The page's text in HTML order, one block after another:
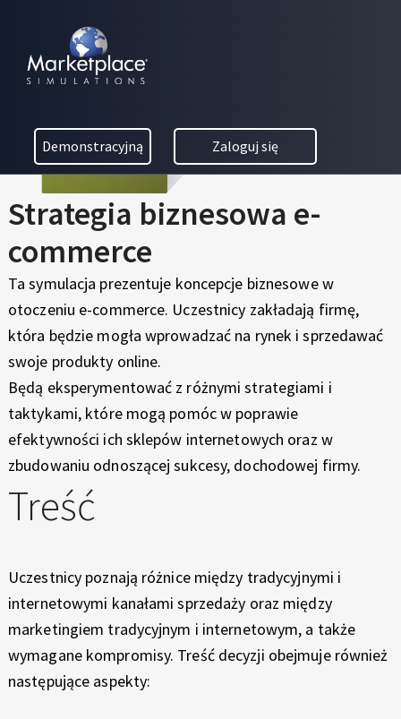
C
T
I
O
T
O
U
G
H
X
P
E
C
E
Zaloguj się
Demonstracyjną
T
E
G
I
A
B
I
Z
N
E
O
W
A
Strategia biznesowa e-
commerce
Ta symulacja prezentuje koncepcje biznesowe w
otoczeniu e-commerce. Uczestnicy zakładają firmę,
która będzie mogła wprowadzać na rynek i sprzedawać
swoje produkty online.
Będą eksperymentować z różnymi strategiami i
taktykami, które mogą pomóc w poprawie
efektywności ich sklepów internetowych oraz w
zbudowaniu odnoszącej sukcesy, dochodowej firmy.
Treść
Uczestnicy poznają różnice między tradycyjnymi i
internetowymi kanałami sprzedaży oraz między
marketingiem tradycyjnym i internetowym, a także
wymagane kompromisy. Treść decyzji obejmuje również
następujące aspekty: